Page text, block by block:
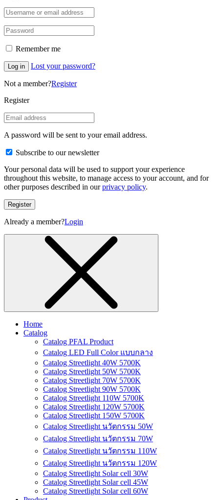
Remember me
Log in Lost your password?
Not a member?Register
Register
A password will be sent to your email address.
Subscribe to our newsletter
Your personal data will be used to support your experience
throughout this website, to manage access to your account, and for
other purposes described in ourprivacy policy.
Register
Already a member?Login
Home
Catalog
Catalog PFAL Product
Catalog LED Full Color แบบกลาง
Catalog Streetlight 40W 5700K
Catalog Streetlight 50W 5700K
Catalog Streetlight 70W 5700K
Catalog Streetlight 90W 5700K
Catalog Streetlight 110W 5700K
Catalog Streetlight 120W 5700K
Catalog Streetlight 150W 5700K
Catalog Streetlight นวัตกรรม 50W
Catalog Streetlight นวัตกรรม 70W
Catalog Streetlight นวัตกรรม 110W
Catalog Streetlight นวัตกรรม 120W
Catalog Streetlight Solar cell 30W
Catalog Streetlight Solar cell 45W
Catalog Streetlight Solar cell 60W